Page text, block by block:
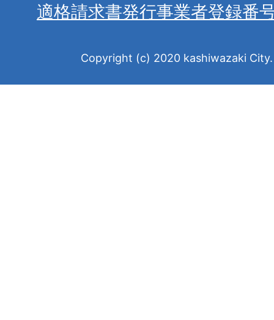
適格請求書発行事業者登録番
Copyright (c) 2020 kashiwazaki